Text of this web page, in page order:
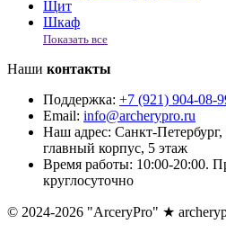
Щит
Шкаф
Показать все
Наши контакты
Поддержка: +7 (921) 904-08-
Email: info@archerypro.ru
Наш адрес: Санкт-
главный корпус, 5 этаж
Время работы: 10:00-20:00.
круглосуточно
© 2024-2026 "ArceryPro" ★